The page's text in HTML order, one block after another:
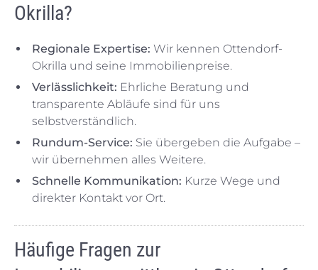
Okrilla?
Regionale Expertise: Wir kennen Ottendorf-
Okrilla und seine Immobilienpreise.
Verlässlichkeit: Ehrliche Beratung und
transparente Abläufe sind für uns
selbstverständlich.
Rundum-Service: Sie übergeben die Aufgabe –
wir übernehmen alles Weitere.
Schnelle Kommunikation: Kurze Wege und
direkter Kontakt vor Ort.
Häufige Fragen zur